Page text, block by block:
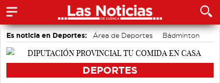
Es noticia en Deportes: Área de Deportes
Bádminton
Motor
DEPORTES